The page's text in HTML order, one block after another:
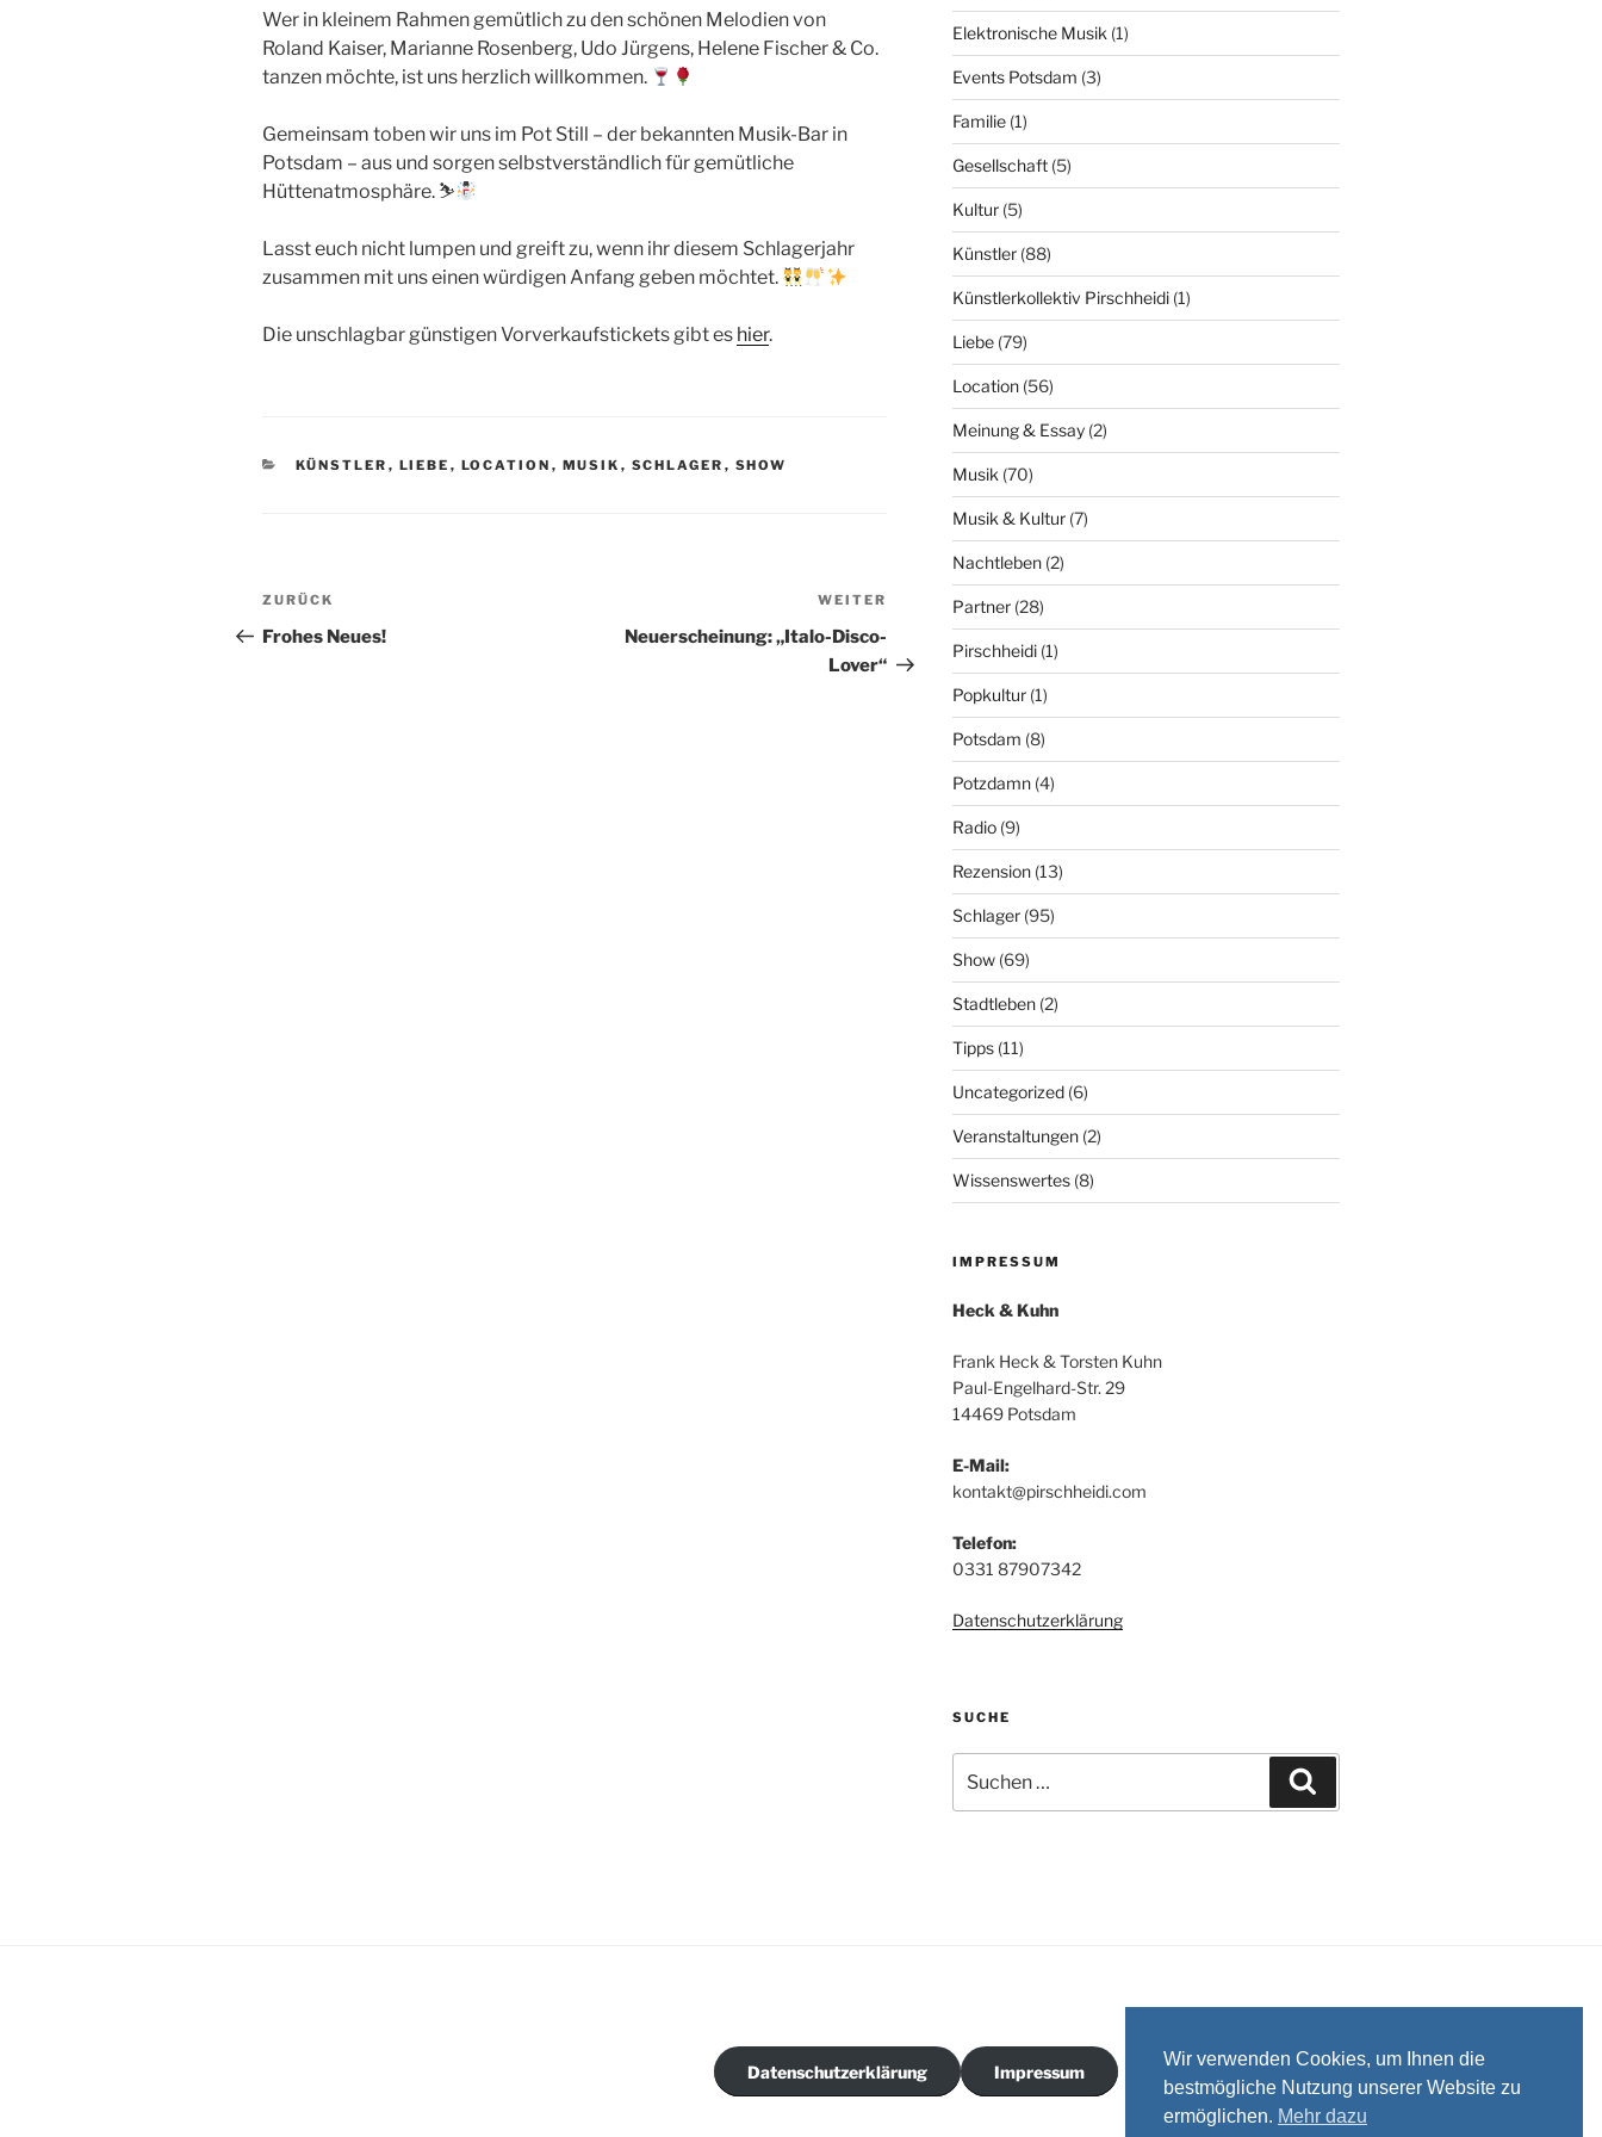
Wer in kleinem Rahmen gemütlich zu den schönen Melodien von
Roland Kaiser, Marianne Rosenberg, Udo Jürgens, Helene Fischer & Co.
tanzen möchte, ist uns herzlich willkommen.
Gemeinsam toben wir uns im Pot Still – der bekannten Musik-Bar in
Potsdam – aus und sorgen selbstverständlich für gemütliche
Hüttenatmosphäre. ⛷
Lasst euch nicht lumpen und greift zu, wenn ihr diesem Schlagerjahr
zusammen mit uns einen würdigen Anfang geben möchtet.
Die unschlagbar günstigen Vorverkaufstickets gibt es hier.
KATEGORIEN
KÜNSTLER , LIEBE , LOCATION , MUSIK , SCHLAGER , SHOW
Beitragsnavigation
Vorheriger
Beitrag
ZURÜCK
Frohes Neues!
Nächster
Beitrag
WEITER
Neuerscheinung: „Italo-Disco-
Lover“
Elektronische Musik (1)
Events Potsdam (3)
Familie(1)
Gesellschaft(5)
Kultur(5)
Künstler(88)
Künstlerkollektiv Pirschheidi(1)
Liebe(79)
Location(56)
Meinung & Essay(2)
Musik (70)
Musik & Kultur(7)
Nachtleben(2)
Partner(28)
Pirschheidi(1)
Popkultur(1)
Potsdam (8)
Potzdamn(4)
Radio(9)
Rezension(13)
Schlager(95)
Show(69)
Stadtleben(2)
Tipps(11)
Uncategorized(6)
Veranstaltungen(2)
Wissenswertes(8)
IMPRESSUM
Heck & Kuhn
Frank Heck & Torsten Kuhn
Paul-Engelhard-Str. 29
14469 Potsdam
E-Mail:
kontakt@pirschheidi.com
Telefon:
0331 87907342
Datenschutzerklärung
SUCHE
nach:
Datenschutzerklärung Impressum
Wir verwenden Cookies, um Ihnen die
bestmögliche Nutzung unserer Website zu
ermöglichen. Mehr dazu